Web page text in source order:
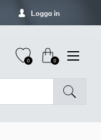
Logga in
0 0